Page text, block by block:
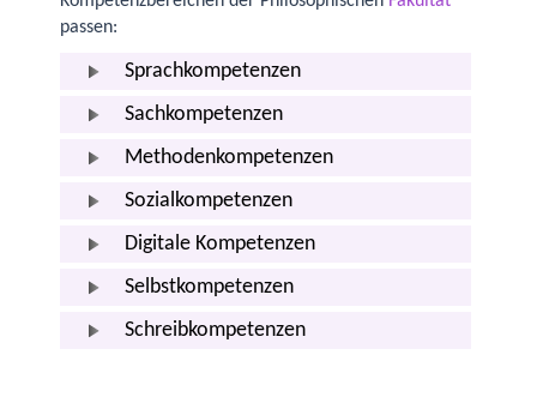
passen:
Sprachkompetenzen
Sachkompetenzen
Methodenkompetenzen
Sozialkompetenzen
Digitale Kompetenzen
Selbstkompetenzen
Schreibkompetenzen